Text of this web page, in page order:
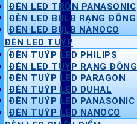
ĐÈN LED TRÒN PANASONIC
ĐÈN LED BULB RẠNG ĐÔNG
ĐÈN LED BULB NANOCO
ĐÈN LED TUÝP
ĐÈN TUÝP LED PHILIPS
ĐÈN LED TUÝP RẠNG ĐÔNG
ĐÈN TUÝP LED PARAGON
ĐÈN TUÝP LED DUHAL
ĐÈN TUÝP LED PANASONIC
ĐÈN TUÝP LED NANOCO